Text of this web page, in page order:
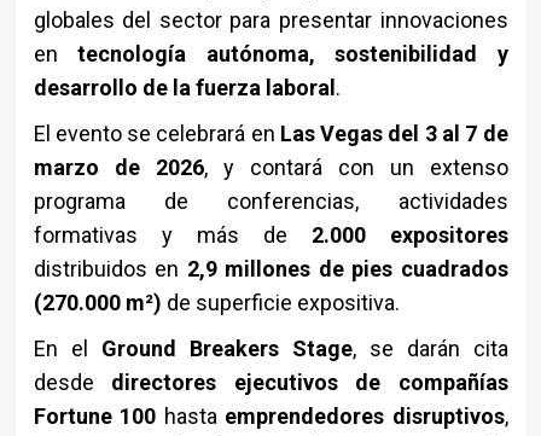
globales del sector para presentar innovaciones
en tecnología autónoma, sostenibilidad y
desarrollo de la fuerza laboral .
El evento se celebrará en Las Vegas del 3 al 7 de
marzo de 2026, y contará con un extenso
programa de conferencias, actividades
formativas y más de 2.000 expositores
distribuidos en 2,9 millones de pies cuadrados
(270.000 m²) de superficie expositiva.
En el Ground Breakers Stage, se darán cita
desde directores ejecutivos de compañías
Fortune 100 hasta emprendedores disruptivos,